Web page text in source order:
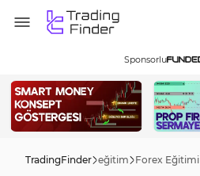
Sponsorlu
TradingFinder eğitim Forex Eğitimi